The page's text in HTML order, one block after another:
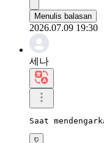
Menulis balasan
2026.07.09 19:30
세나
Saat